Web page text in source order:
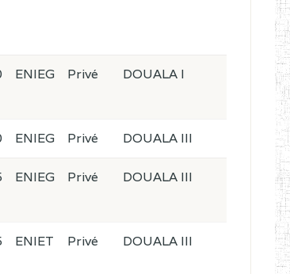
ENIEG Privé DOUALA I
ENIEG Privé DOUALA III
ENIEG Privé DOUALA III
ENIET Privé DOUALA III